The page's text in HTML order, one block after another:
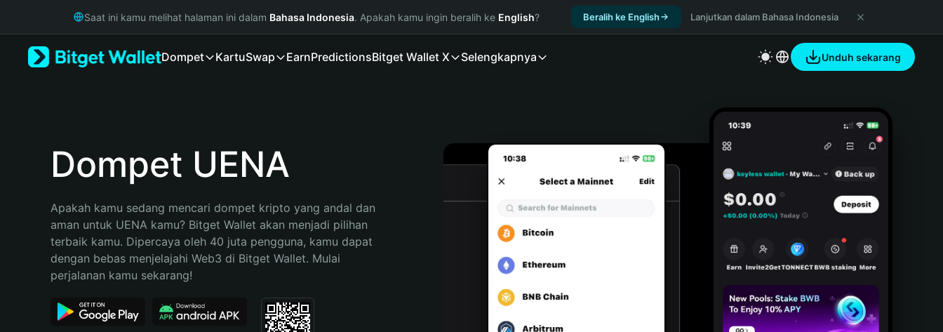
Русский
Bahasa Indonesia
Español (Argentina)
Saat ini kamu melihat halaman ini dalam Bahasa Indonesia. Apakah kamu ingin beralih ke English? Beralih ke English Lanjutkan dalam Bahasa Indonesia
Dompet KartuSwap EarnPredictionsBitget Wallet X Selengkapnya Unduh sekarang
Dompet UENA
Apakah kamu sedang mencari dompet kripto yang andal dan
aman untuk UENA kamu? Bitget Wallet akan menjadi pilihan
terbaik kamu. Dipercaya oleh 40 juta pengguna, kamu dapat
dengan bebas menjelajahi Web3 di Bitget Wallet. Mulai
perjalanan kamu sekarang!